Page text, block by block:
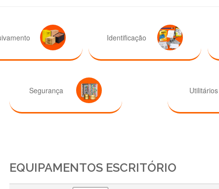
Identificação
Segurança Utilitários
EQUIPAMENTOS ESCRITÓRIO